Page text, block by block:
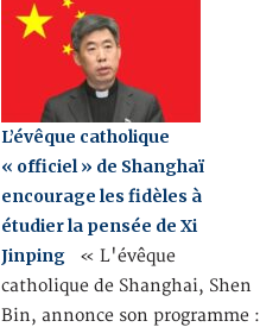
L’évêque catholique
« officiel » de Shanghaï
encourage les fidèles à
étudier la pensée de Xi
Jinping« L'évêque
catholique de Shanghai, Shen
Bin, annonce son programme :